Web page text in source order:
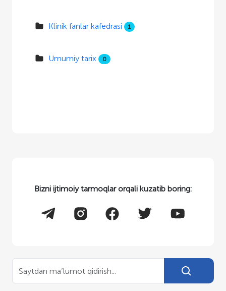
Klinik fanlar kafedrasi 1
Umumiy tarix 0
Bizni ijtimoiy tarmoqlar orqali kuzatib boring: